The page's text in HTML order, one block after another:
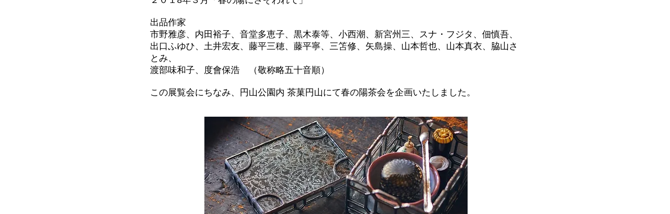
出品作家
市野雅彦、内田裕子、音堂多恵子、黒木泰等、小西潮、新宮州三、スナ・フジタ、佃慎吾、
出口ふゆひ、土井宏友、藤平三穂、藤平寧、三笘修、矢島操、山本哲也、山本真衣、脇山さ
とみ、
渡部味和子、度會保浩 （敬称略五十音順）
​この展覧会にちなみ、円山公園内 茶菓円山にて春の陽茶会を企画いたしました。